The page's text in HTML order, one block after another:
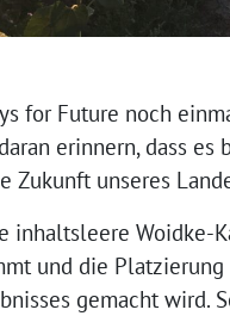
for Future noch
erinnern, dass
Zukunft unseres
inhaltsleere Woidke-
und die
gemacht wird.